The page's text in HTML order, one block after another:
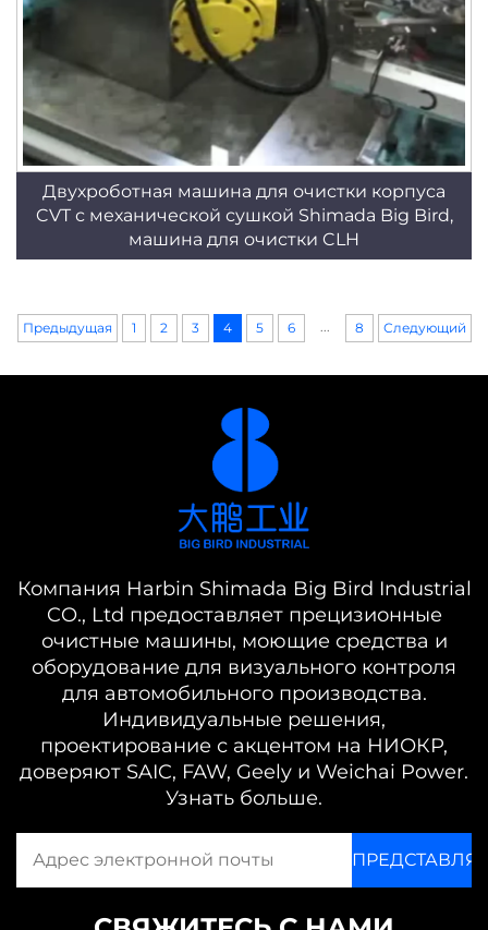
Двухроботная машина для очистки корпуса
CVT с механической сушкой Shimada Big Bird,
машина для очистки CLH
Предыдущая 1 2 3 4 5 6 ... 8 Следующий
Компания Harbin Shimada Big Bird Industrial
CO., Ltd предоставляет прецизионные
очистные машины, моющие средства и
оборудование для визуального контроля
для автомобильного производства.
Индивидуальные решения,
проектирование с акцентом на НИОКР,
доверяют SAIC, FAW, Geely и Weichai Power.
Узнать больше.